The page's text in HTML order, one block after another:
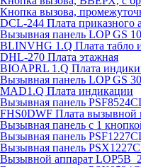
Кнопка вызова,
DCL-244 Плата приказного
Вызывная панель LOP GS
BLINVHG 1.Q Плата табло
DHL-270 Плата этажная
BIOAPRL 1.Q Плата
Вызывная панель LOP GS
MAD1.Q Плата индикации
Вызывная панель
FHS0DWF Плата вызывной
Вызывная панель с 1
Вызывная панель
Вызывная панель
Вызывной аппарат